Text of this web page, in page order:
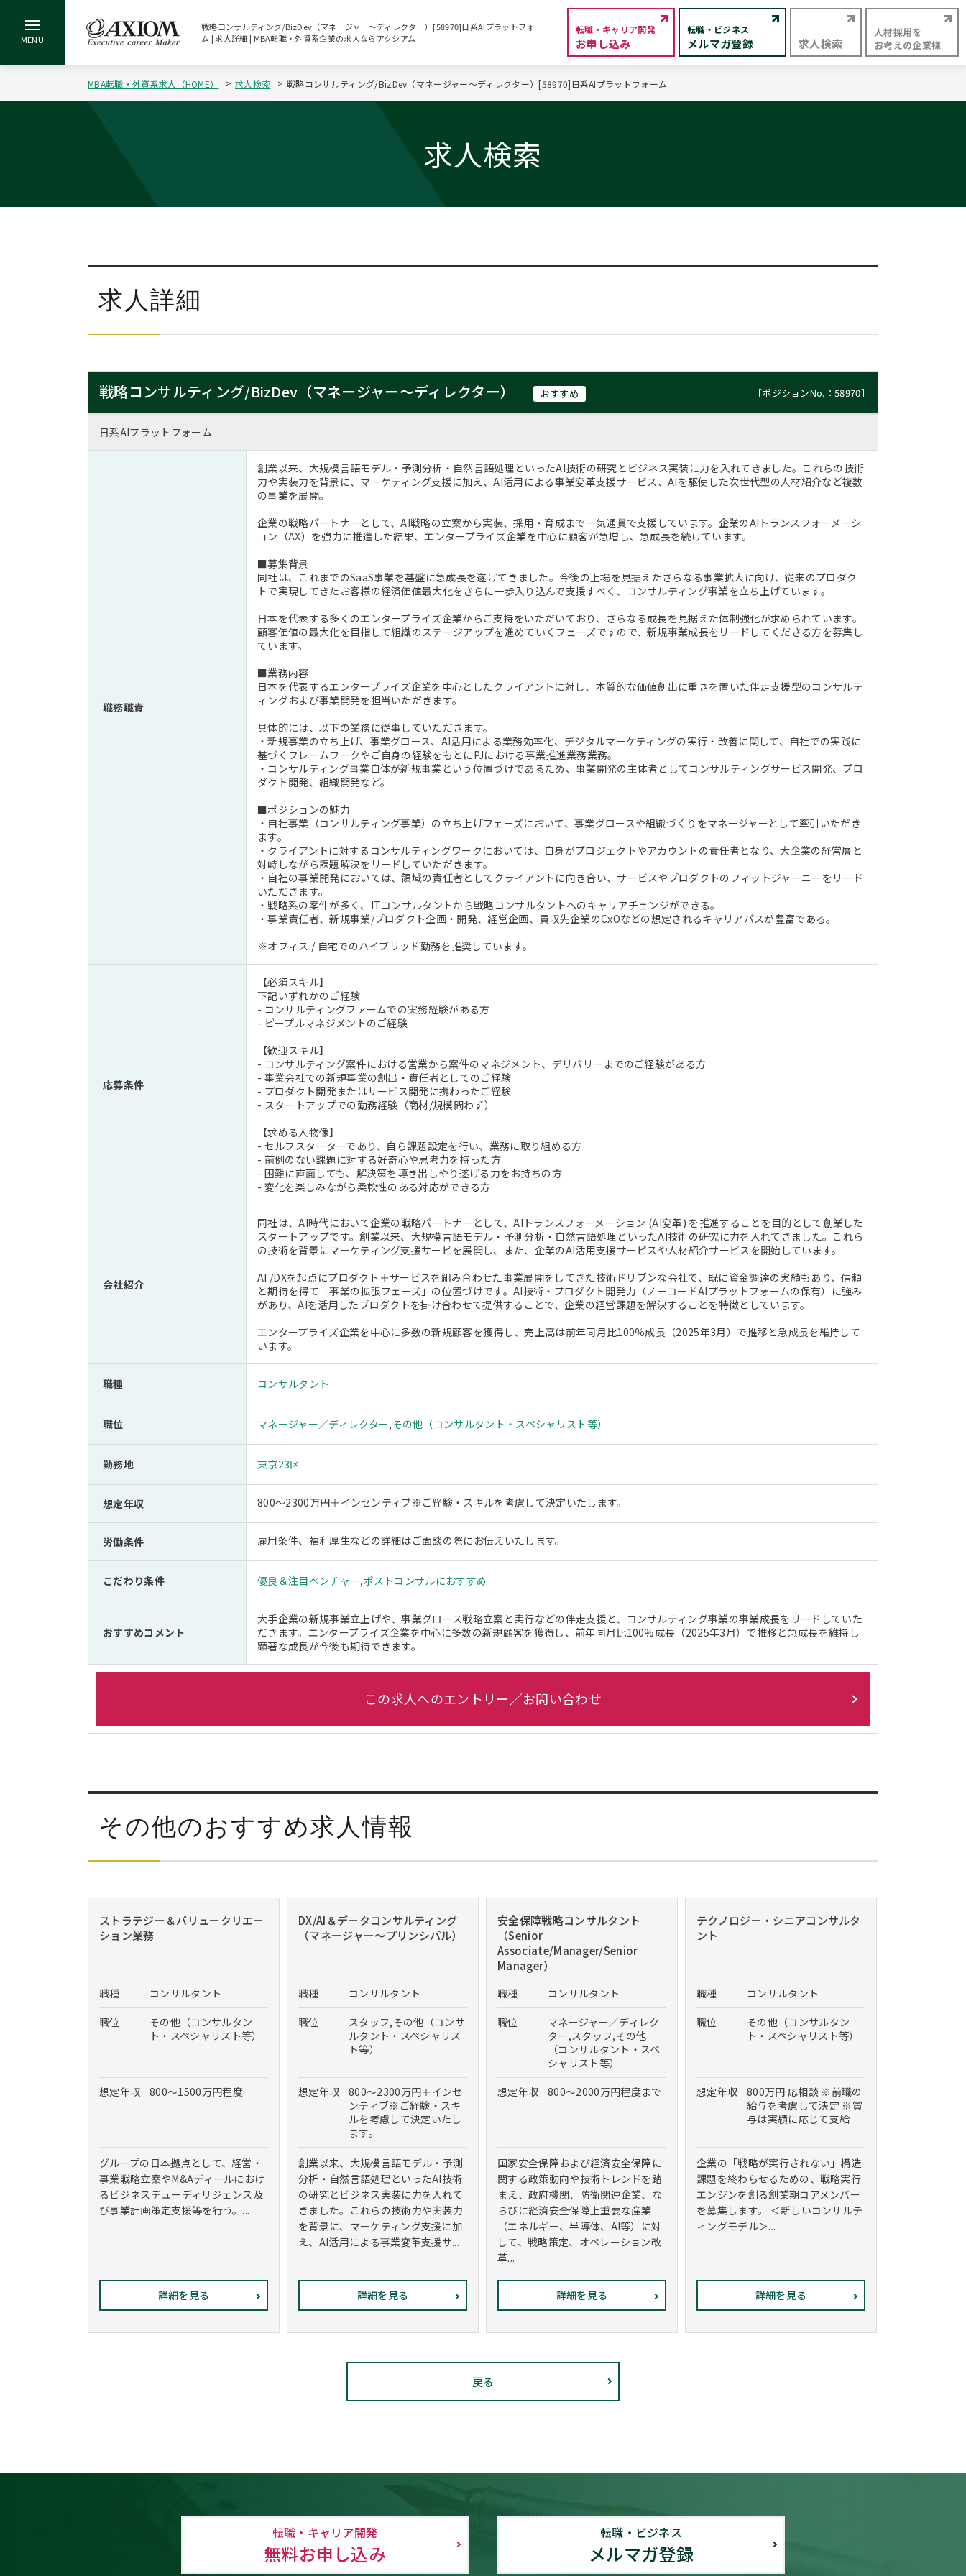
戦略コンサルティング/BizDev（マネージャー～ディレクター）[58970]日系AIプラットフォー
ム | 求人詳細 | MBA転職・外資系企業の求人ならアクシアム
転職・キャリア開発
お申し込み
転職・ビジネス
メルマガ登録 求人検索
人材採用を
お考えの企業様
MBA転職・外資系求人（HOME） 求人検索 戦略コンサルティング/BizDev（マネージャー～ディレクター）[58970]日系AIプラットフォーム
求人検索
求人詳細
戦略コンサルティング/BizDev（マネージャー～ディレクター） おすすめ ［ポジションNo.：58970］
日系AIプラットフォーム
職務職責
創業以来、大規模言語モデル・予測分析・自然言語処理といったAI技術の研究とビジネス実装に力を入れてきました。これらの技術
力や実装力を背景に、マーケティング支援に加え、AI活用による事業変革支援サービス、AIを駆使した次世代型の人材紹介など複数
の事業を展開。
企業の戦略パートナーとして、AI戦略の立案から実装、採用・育成まで一気通貫で支援しています。企業のAIトランスフォーメーシ
ョン（AX）を強力に推進した結果、エンタープライズ企業を中心に顧客が急増し、急成長を続けています。
■募集背景
同社は、これまでのSaaS事業を基盤に急成長を遂げてきました。今後の上場を見据えたさらなる事業拡大に向け、従来のプロダク
トで実現してきたお客様の経済価値最大化をさらに一歩入り込んで支援すべく、コンサルティング事業を立ち上げています。
日本を代表する多くのエンタープライズ企業からご支持をいただいており、さらなる成長を見据えた体制強化が求められています。
顧客価値の最大化を目指して組織のステージアップを進めていくフェーズですので、新規事業成長をリードしてくださる方を募集し
ています。
■業務内容
日本を代表するエンタープライズ企業を中心としたクライアントに対し、本質的な価値創出に重きを置いた伴走支援型のコンサルテ
ィングおよび事業開発を担当いただきます。
具体的には、以下の業務に従事していただきます。
・新規事業の立ち上げ、事業グロース、AI活用による業務効率化、デジタルマーケティングの実行・改善に関して、自社での実践に
基づくフレームワークやご自身の経験をもとにPJにおける事業推進業務業務。
・コンサルティング事業自体が新規事業という位置づけであるため、事業開発の主体者としてコンサルティングサービス開発、プロ
ダクト開発、組織開発など。
■ポジションの魅力
・自社事業（コンサルティング事業）の立ち上げフェーズにおいて、事業グロースや組織づくりをマネージャーとして牽引いただき
ます。
・クライアントに対するコンサルティングワークにおいては、自身がプロジェクトやアカウントの責任者となり、大企業の経営層と
対峙しながら課題解決をリードしていただきます。
・自社の事業開発においては、領域の責任者としてクライアントに向き合い、サービスやプロダクトのフィットジャーニーをリード
いただきます。
・戦略系の案件が多く、ITコンサルタントから戦略コンサルタントへのキャリアチェンジができる。
・事業責任者、新規事業/プロダクト企画・開発、経営企画、買収先企業のCxOなどの想定されるキャリアパスが豊富である。
※オフィス / 自宅でのハイブリッド勤務を推奨しています。
応募条件
【必須スキル】
下記いずれかのご経験
- コンサルティングファームでの実務経験がある方
- ピープルマネジメントのご経験
【歓迎スキル】
- コンサルティング案件における営業から案件のマネジメント、デリバリーまでのご経験がある方
- 事業会社での新規事業の創出・責任者としてのご経験
- プロダクト開発またはサービス開発に携わったご経験
- スタートアップでの勤務経験（商材/規模問わず）
【求める人物像】
- セルフスターターであり、自ら課題設定を行い、業務に取り組める方
- 前例のない課題に対する好奇心や思考力を持った方
- 困難に直面しても、解決策を導き出しやり遂げる力をお持ちの方
- 変化を楽しみながら柔軟性のある対応ができる方
会社紹介
同社は、AI時代において企業の戦略パートナーとして、AIトランスフォーメーション (AI変革) を推進することを目的として創業した
スタートアップです。創業以来、大規模言語モデル・予測分析・自然言語処理といったAI技術の研究に力を入れてきました。これら
の技術を背景にマーケティング支援サービを展開し、また、企業のAI活用支援サービスや人材紹介サービスを開始しています。
AI /DXを起点にプロダクト＋サービスを組み合わせた事業展開をしてきた技術ドリブンな会社で、既に資金調達の実績もあり、信頼
と期待を得て「事業の拡張フェーズ」の位置づけです。AI技術・プロダクト開発力（ノーコードAIプラットフォームの保有）に強み
があり、AIを活用したプロダクトを掛け合わせて提供することで、企業の経営課題を解決することを特徴としています。
エンタープライズ企業を中心に多数の新規顧客を獲得し、売上高は前年同月比100%成長（2025年3月）で推移と急成長を維持して
います。
職種 コンサルタント
職位 マネージャー／ディレクター,その他（コンサルタント・スペシャリスト等）
勤務地 東京23区
想定年収 800～2300万円＋インセンティブ※ご経験・スキルを考慮して決定いたします。
労働条件 雇用条件、福利厚生などの詳細はご面談の際にお伝えいたします。
こだわり条件 優良＆注目ベンチャー,ポストコンサルにおすすめ
おすすめコメント
大手企業の新規事業立上げや、事業グロース戦略立案と実行などの伴走支援と、コンサルティング事業の事業成長をリードしていた
だきます。エンタープライズ企業を中心に多数の新規顧客を獲得し、前年同月比100%成長（2025年3月）で推移と急成長を維持し
顕著な成長が今後も期待できます。
この求人へのエントリー／お問い合わせ
その他のおすすめ求人情報
ストラテジー＆バリュークリエー
ション業務
職種
コンサルタント
職位
その他（コンサルタン
ト・スペシャリスト等）
想定年収 800～1500万円程度
グループの日本拠点として、経営・
事業戦略立案やM&Aディールにおけ
るビジネスデューディリジェンス及
び事業計画策定支援等を行う。...
詳細を見る
DX/AI＆データコンサルティング
（マネージャー～プリンシパル）
職種
コンサルタント
職位
スタッフ,その他（コンサ
ルタント・スペシャリス
ト等）
想定年収
800～2300万円＋インセ
ンティブ※ご経験・スキ
ルを考慮して決定いたし
ます。
創業以来、大規模言語モデル・予測
分析・自然言語処理といったAI技術
の研究とビジネス実装に力を入れて
きました。これらの技術力や実装力
を背景に、マーケティング支援に加
え、AI活用による事業変革支援サ...
詳細を見る
安全保障戦略コンサルタント
（Senior
Associate/Manager/Senior
Manager）
職種
コンサルタント
職位
マネージャー／ディレク
ター,スタッフ,その他
（コンサルタント・スペ
シャリスト等）
想定年収
800～2000万円程度まで
国家安全保障および経済安全保障に
関する政策動向や技術トレンドを踏
まえ、政府機関、防衛関連企業、な
らびに経済安全保障上重要な産業
（エネルギー、半導体、AI等）に対
して、戦略策定、オペレーション改
革...
詳細を見る
テクノロジー・シニアコンサルタ
ント
職種
コンサルタント
職位
その他（コンサルタン
ト・スペシャリスト等）
想定年収
800万円 応相談 ※前職の
給与を考慮して決定 ※賞
与は実績に応じて支給
企業の「戦略が実行されない」構造
課題を終わらせるための、戦略実行
エンジンを創る創業期コアメンバー
を募集します。 ＜新しいコンサルテ
ィングモデル＞...
詳細を見る
戻る
転職・キャリア開発
無料お申し込み
転職・ビジネス
メルマガ登録